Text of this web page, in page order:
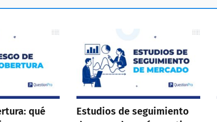
qué
Estudios de seguimiento